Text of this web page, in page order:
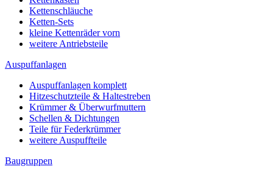
Kettenschläuche
Ketten-Sets
kleine Kettenräder vorn
weitere Antriebsteile
Auspuffanlagen
Auspuffanlagen komplett
Hitzeschutzteile & Haltestreben
Krümmer & Überwurfmuttern
Schellen & Dichtungen
Teile für Federkrümmer
weitere Auspuffteile
Baugruppen